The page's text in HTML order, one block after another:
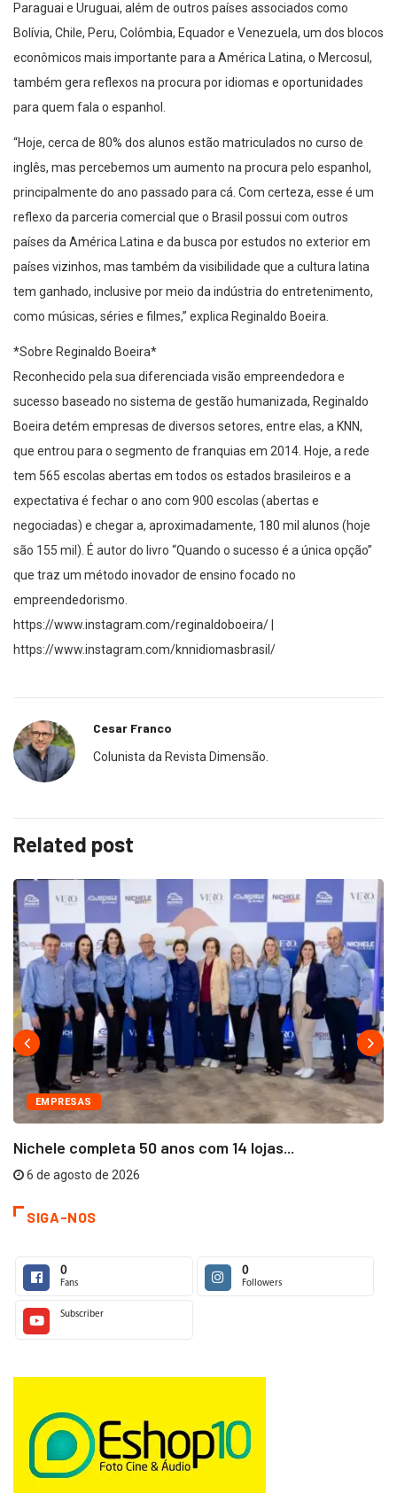
Paraguai e Uruguai, além de outros países associados como
Bolívia, Chile, Peru, Colômbia, Equador e Venezuela, um dos blocos
econômicos mais importante para a América Latina, o Mercosul,
também gera reflexos na procura por idiomas e oportunidades
para quem fala o espanhol.
“Hoje, cerca de 80% dos alunos estão matriculados no curso de
inglês, mas percebemos um aumento na procura pelo espanhol,
principalmente do ano passado para cá. Com certeza, esse é um
reflexo da parceria comercial que o Brasil possui com outros
países da América Latina e da busca por estudos no exterior em
países vizinhos, mas também da visibilidade que a cultura latina
tem ganhado, inclusive por meio da indústria do entretenimento,
como músicas, séries e filmes,” explica Reginaldo Boeira.
*Sobre Reginaldo Boeira*
Reconhecido pela sua diferenciada visão empreendedora e
sucesso baseado no sistema de gestão humanizada, Reginaldo
Boeira detém empresas de diversos setores, entre elas, a KNN,
que entrou para o segmento de franquias em 2014. Hoje, a rede
tem 565 escolas abertas em todos os estados brasileiros e a
expectativa é fechar o ano com 900 escolas (abertas e
negociadas) e chegar a, aproximadamente, 180 mil alunos (hoje
são 155 mil). É autor do livro “Quando o sucesso é a única opção”
que traz um método inovador de ensino focado no
empreendedorismo.
https://www.instagram.com/reginaldoboeira/ |
https://www.instagram.com/knnidiomasbrasil/
Cesar Franco
Colunista da Revista Dimensão.
Related post
EMPRESAS
Nichele completa 50 anos com 14 lojas...
6 de agosto de 2026
SIGA-NOS
0
Fans
0
Followers
Subscriber